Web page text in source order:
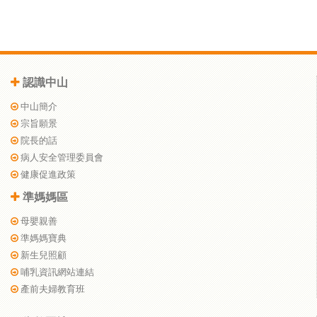
認識中山
中山簡介
宗旨願景
院長的話
病人安全管理委員會
健康促進政策
準媽媽區
母嬰親善
準媽媽寶典
新生兒照顧
哺乳資訊網站連結
產前夫婦教育班